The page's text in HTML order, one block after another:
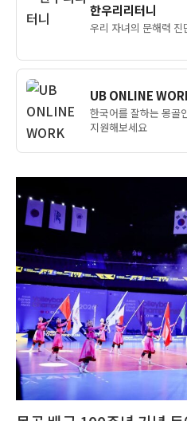
한우리리터니
우리 자녀의 문해력
UB ONLINE
한국어를 잘하는 몽골
지원해보세요